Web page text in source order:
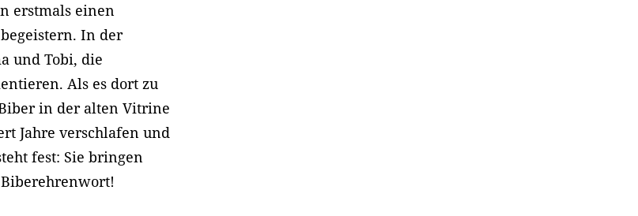
erstmals einen
In der
und Tobi, die
Als es dort zu
in der alten Vitrine
Jahre verschlafen und
fest: Sie bringen